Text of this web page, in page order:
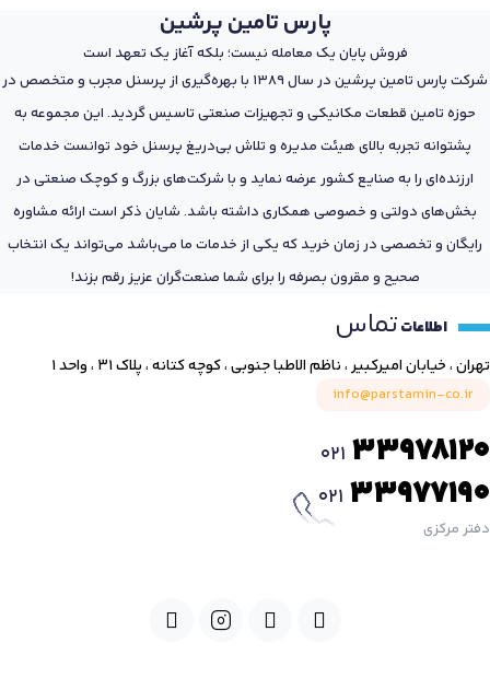
پارس تامین پرشین
فروش پایان یک معامله نیست؛ بلکه آغاز یک تعهد است
شرکت پارس تامین پرشین در سال 1389 با بهره‌گیری از پرسنل مجرب و متخصص در
حوزه تامین قطعات مکانیکی و تجهیزات صنعتی تاسیس گردید. این مجموعه به
پشتوانه تجربه بالای هیئت مدیره و تلاش بی‌دریغ پرسنل خود توانست خدمات
ارزنده‌ای را به صنایع کشور عرضه نماید و با شرکت‌های بزرگ و کوچک صنعتی در
بخش‌های دولتی و خصوصی همکاری داشته باشد. شایان ذکر است ارائه مشاوره
رایگان و تخصصی در زمان خرید که یکی از خدمات ما می‌باشد می‌تواند یک انتخاب
صحیح و مقرون بصرفه را برای شما صنعت‌گران عزیز رقم بزند!
اطلاعاتتماس
تهران ، خیابان امیرکبیر ، ناظم الاطبا جنوبی ، کوچه کتانه ، پلاک ۳۱ ، واحد ۱
info@parstamin-co.ir
021 33978120
021 33977190
دفتر مرکزی